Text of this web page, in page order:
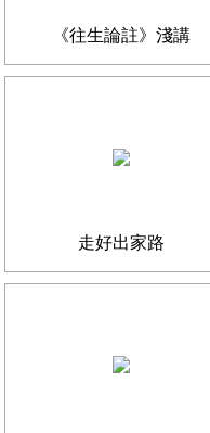
《往生論註》淺講
走好出家路